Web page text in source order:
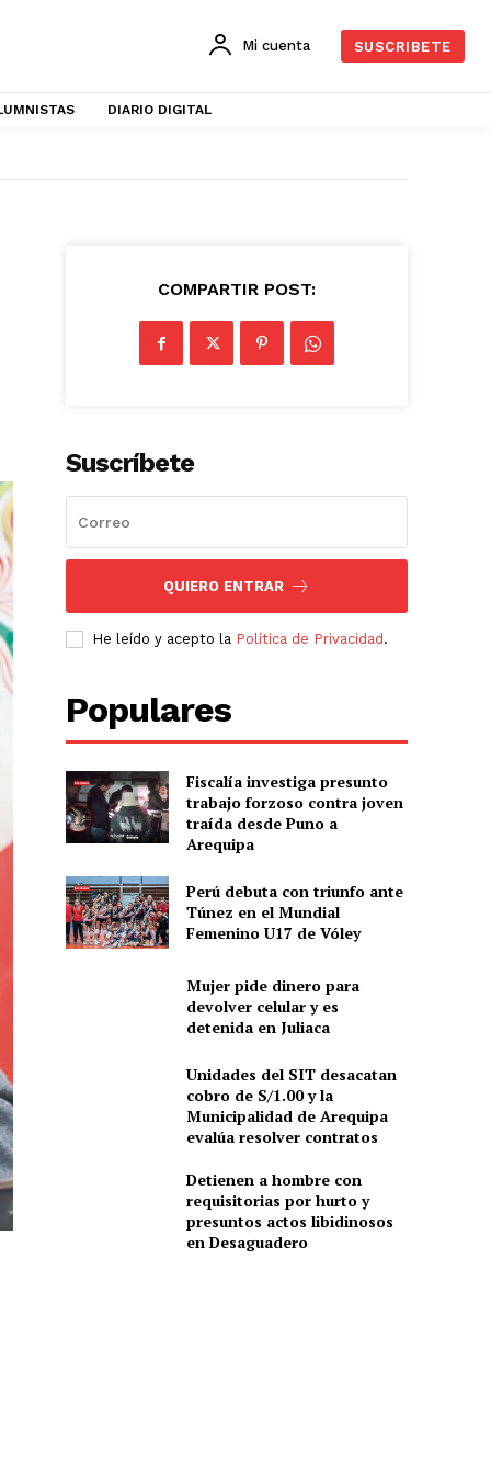
Mi cuenta SUSCRIBETE
DIARIO DIGITAL
COMPARTIR POST:
Suscríbete
QUIERO ENTRAR
He leído y acepto la Política de Privacidad .
Populares
Fiscalía investiga presunto
trabajo forzoso contra joven
traída desde Puno a
Arequipa
Perú debuta con triunfo ante
Túnez en el Mundial
Femenino U17 de Vóley
Mujer pide dinero para
devolver celular y es
detenida en Juliaca
Unidades del SIT desacatan
cobro de S/1.00 y la
Municipalidad de Arequipa
evalúa resolver contratos
Detienen a hombre con
requisitorias por hurto y
presuntos actos libidinosos
en Desaguadero